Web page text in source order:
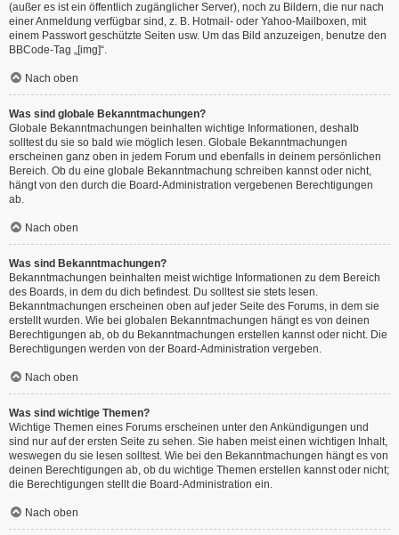
(außer es ist ein öffentlich zugänglicher Server), noch zu Bildern, die nur nach
einer Anmeldung verfügbar sind, z. B. Hotmail- oder Yahoo-Mailboxen, mit
einem Passwort geschützte Seiten usw. Um das Bild anzuzeigen, benutze den
BBCode-Tag „[img]“.
Nach oben
Was sind globale Bekanntmachungen?
Globale Bekanntmachungen beinhalten wichtige Informationen, deshalb
solltest du sie so bald wie möglich lesen. Globale Bekanntmachungen
erscheinen ganz oben in jedem Forum und ebenfalls in deinem persönlichen
Bereich. Ob du eine globale Bekanntmachung schreiben kannst oder nicht,
hängt von den durch die Board-Administration vergebenen Berechtigungen
ab.
Nach oben
Was sind Bekanntmachungen?
Bekanntmachungen beinhalten meist wichtige Informationen zu dem Bereich
des Boards, in dem du dich befindest. Du solltest sie stets lesen.
Bekanntmachungen erscheinen oben auf jeder Seite des Forums, in dem sie
erstellt wurden. Wie bei globalen Bekanntmachungen hängt es von deinen
Berechtigungen ab, ob du Bekanntmachungen erstellen kannst oder nicht. Die
Berechtigungen werden von der Board-Administration vergeben.
Nach oben
Was sind wichtige Themen?
Wichtige Themen eines Forums erscheinen unter den Ankündigungen und
sind nur auf der ersten Seite zu sehen. Sie haben meist einen wichtigen Inhalt,
weswegen du sie lesen solltest. Wie bei den Bekanntmachungen hängt es von
deinen Berechtigungen ab, ob du wichtige Themen erstellen kannst oder nicht;
die Berechtigungen stellt die Board-Administration ein.
Nach oben